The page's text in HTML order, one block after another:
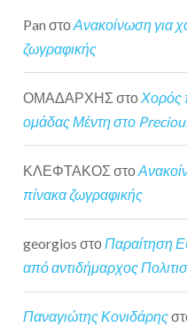
Pan στοΑνακοίνωση για
ζωγραφικής
ΟΜΑΔΑΡΧΗΣ στο Χορός
ομάδας Μέντη στο
ΚΛΕΦΤΑΚΟΣ στο
πίνακα ζωγραφικής
georgios στοΠαραίτηση
από αντιδήμαρχος
Παναγιώτης Κονιδάρης